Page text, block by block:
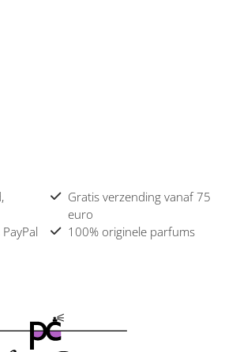
Gratis verzending vanaf 75
euro
100% originele parfums